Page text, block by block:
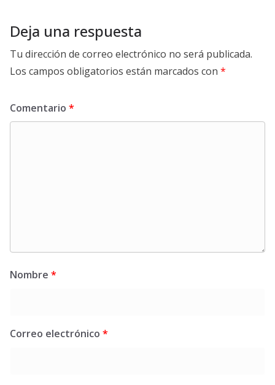
Deja una respuesta
Tu dirección de correo electrónico no será publicada.
Los campos obligatorios están marcados con *
Comentario *
Nombre *
Correo electrónico *